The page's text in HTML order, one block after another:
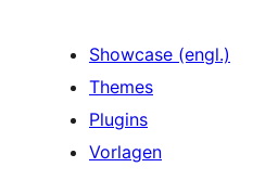
Showcase (engl.)
Themes
Plugins
Vorlagen